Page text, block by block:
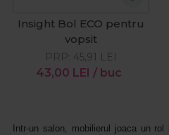
Insight Bol ECO pentru
vopsit
43,00 LEI / buc
PRP: 45,91 LEI
Intr-un salon, mobilierul joaca un